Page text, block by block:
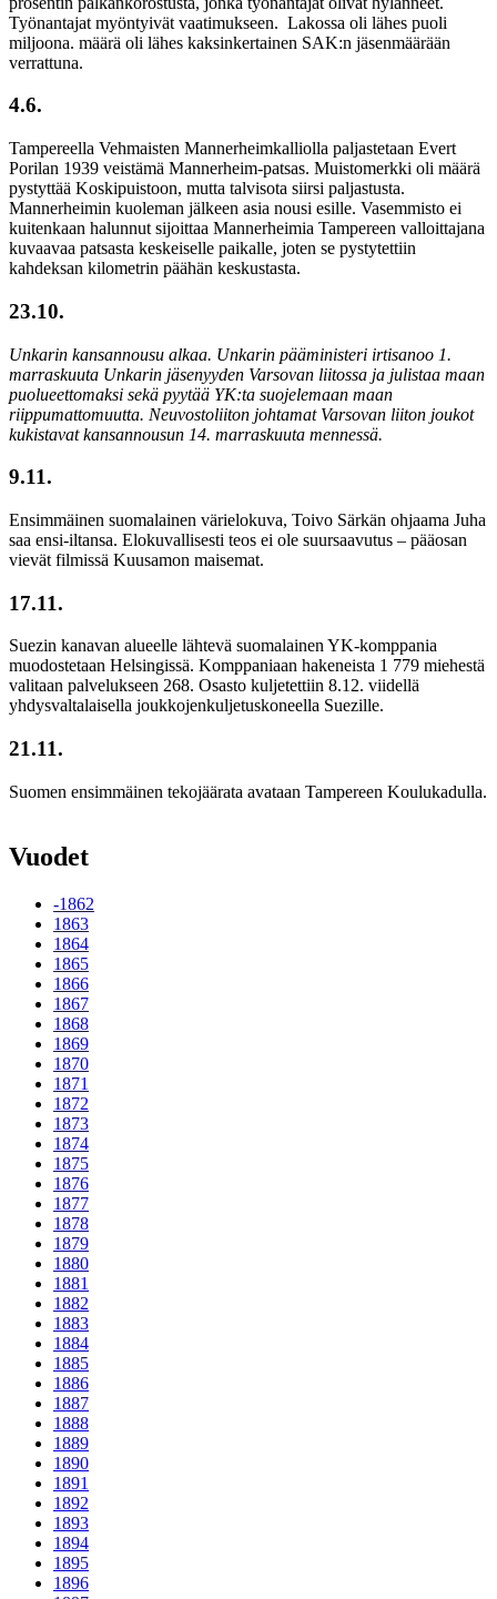
Työnantajat myöntyivät vaatimukseen. Lakossa oli lähes puoli
miljoona. määrä oli lähes kaksinkertainen SAK:n jäsenmäärään
verrattuna.
4.6.
Tampereella Vehmaisten Mannerheimkalliolla paljastetaan Evert
Porilan 1939 veistämä Mannerheim-patsas. Muistomerkki oli määrä
pystyttää Koskipuistoon, mutta talvisota siirsi paljastusta.
Mannerheimin kuoleman jälkeen asia nousi esille. Vasemmisto ei
kuitenkaan halunnut sijoittaa Mannerheimia Tampereen valloittajana
kuvaavaa patsasta keskeiselle paikalle, joten se pystytettiin
kahdeksan kilometrin päähän keskustasta.
23.10.
Unkarin kansannousu alkaa. Unkarin pääministeri irtisanoo 1.
marraskuuta Unkarin jäsenyyden Varsovan liitossa ja julistaa maan
puolueettomaksi sekä pyytää YK:ta suojelemaan maan
riippumattomuutta. Neuvostoliiton johtamat Varsovan liiton joukot
kukistavat kansannousun 14. marraskuuta mennessä.
9.11.
Ensimmäinen suomalainen värielokuva, Toivo Särkän ohjaama Juha
saa ensi-iltansa. Elokuvallisesti teos ei ole suursaavutus – pääosan
vievät filmissä Kuusamon maisemat.
17.11.
Suezin kanavan alueelle lähtevä suomalainen YK-komppania
muodostetaan Helsingissä. Komppaniaan hakeneista 1 779 miehestä
valitaan palvelukseen 268. Osasto kuljetettiin 8.12. viidellä
yhdysvaltalaisella joukkojenkuljetuskoneella Suezille.
21.11.
Suomen ensimmäinen tekojäärata avataan Tampereen Koulukadulla.
Vuodet
-1862
1863
1864
1865
1866
1867
1868
1869
1870
1871
1872
1873
1874
1875
1876
1877
1878
1879
1880
1881
1882
1883
1884
1885
1886
1887
1888
1889
1890
1891
1892
1893
1894
1895
1896